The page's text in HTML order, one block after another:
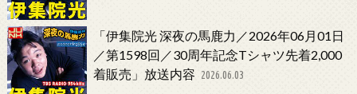
「伊集院光 深夜の馬鹿力／2026年06月01日
／第1598回／30周年記念Tシャツ先着2,000
着販売」放送内容 2026.06.03